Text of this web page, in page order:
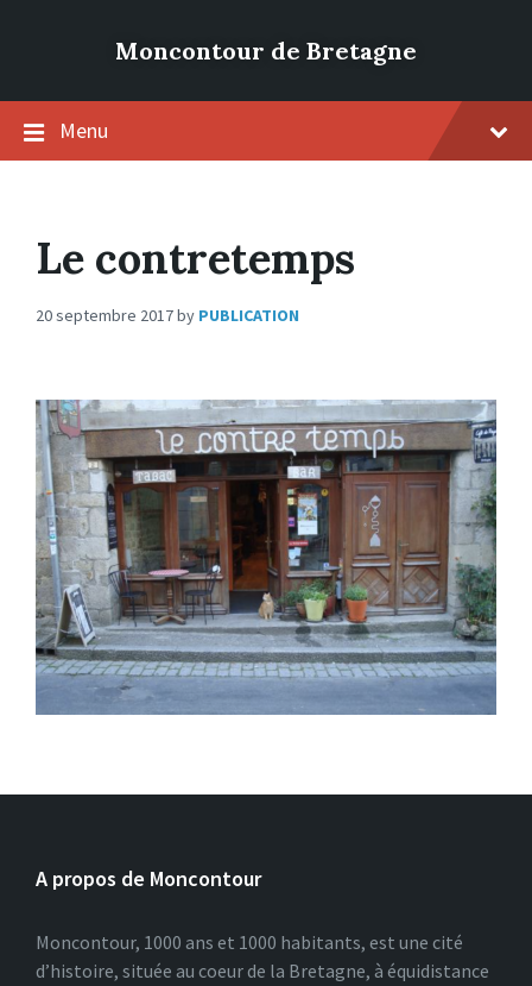
Moncontour de Bretagne
Menu
Le contretemps
20 septembre 2017by PUBLICATION
A propos de Moncontour
Moncontour, 1000 ans et 1000 habitants, est une cité
d’histoire, située au coeur de la Bretagne, à équidistance